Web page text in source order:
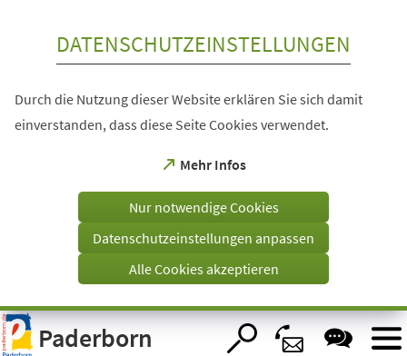
Visuelle
Assistenzsoftware
öffnen.
DATENSCHUTZEINSTELLUNGEN
Durch die Nutzung dieser Website erklären Sie sich damit
einverstanden, dass diese Seite Cookies verwendet.
Mehr Infos
(Öffnet
einem
Tab)
Nur notwendige Cookies
Datenschutzeinstellungen anpassen
Alle Cookies akzeptieren
Paderborn